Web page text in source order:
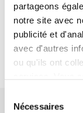
partageons
notre site avec
publicité et
avec d'autres
ou qu'ils ont
Nécessaires
